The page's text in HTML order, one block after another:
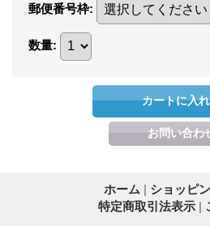
郵便番号枠:
数量:
ホーム | ショッピ
特定商取引法表示 |